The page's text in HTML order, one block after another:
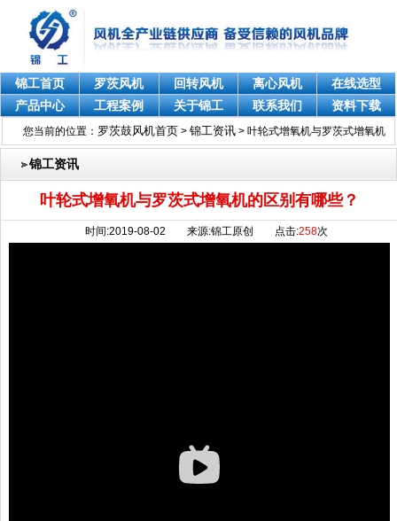
锦工首页 罗茨风机 回转风机 离心风机
在线选型
产品中心
工程案例 关于锦工 联系我们 资料下载
您当前的位置： 罗茨鼓风机首页 > 锦工资讯 >叶轮式增氧机与罗茨式增氧机
的区别有哪些？
锦工资讯
叶轮式增氧机与罗茨式增氧机的区别有哪些？
时间:2019-08-02 来源:锦工原创 点击:258次